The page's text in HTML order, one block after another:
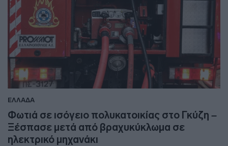
ΕΛΛΑΔΑ
Φωτιά σε ισόγειο πολυκατοικίας στο Γκύζη –
Ξέσπασε μετά από βραχυκύκλωμα σε
ηλεκτρικό μηχανάκι